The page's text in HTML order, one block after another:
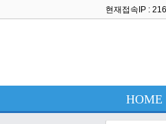
현재접속IP :
HOME